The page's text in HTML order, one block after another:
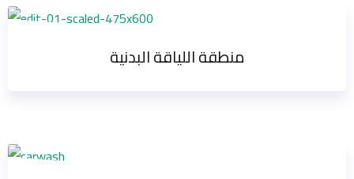
منطقة اللياقة البدنية